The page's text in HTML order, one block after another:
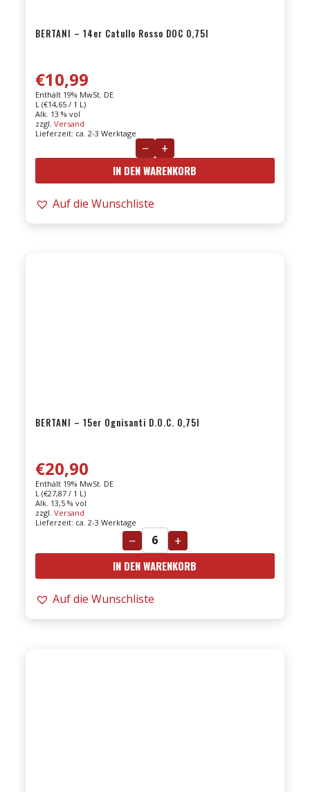
BERTANI – 14er Catullo Rosso DOC 0,75l
€10,99
Enthält 19% MwSt. DE
L (€14,65/ 1 L)
Alk. 13 % vol
zzgl. Versand
Lieferzeit: ca. 2-3 Werktage
− BERTANI
-
Rosso
+
IN DEN WARENKORB
Auf die Wunschliste
BERTANI – 15er Ognisanti D.O.C. 0,75l
€20,90
Enthält 19% MwSt. DE
L (€27,87/ 1 L)
Alk. 13,5 % vol
zzgl. Versand
Lieferzeit: ca. 2-3 Werktage
−
BERTANI
-
D.O.C.
+
IN DEN WARENKORB
Auf die Wunschliste